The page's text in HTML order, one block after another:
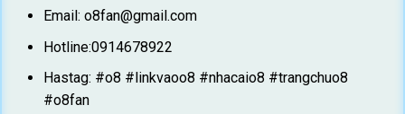
Email: o8fan@gmail.com
Hotline:0914678922
Hastag: #o8 #linkvaoo8 #nhacaio8 #trangchuo8
#o8fan